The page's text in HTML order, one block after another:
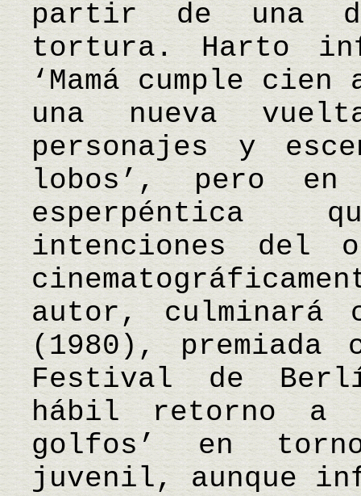
partir de una
tortura. Harto
‘Mamá cumple
una nueva
personajes y
lobos’, pero en
esperpéntica
intenciones del
autor, culminará
(1980), premiada
Festival de
hábil retorno a
golfos’ en
juvenil, aunque